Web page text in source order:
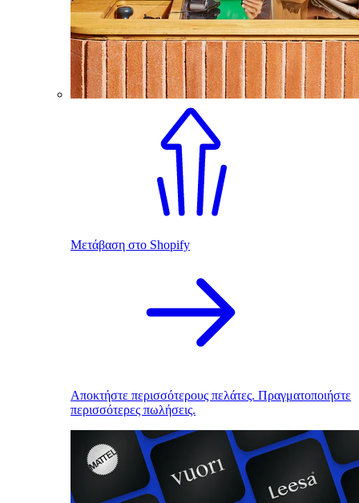
Μετάβαση στο Shopify
Αποκτήστε περισσότερους πελάτες. Πραγματοποιήστε
περισσότερες πωλήσεις.